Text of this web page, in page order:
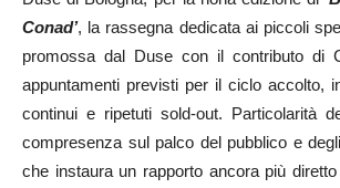
Conad’, la rassegna dedicata ai piccoli
promossa dal Duse con il contributo di
appuntamenti previsti per il ciclo accolto,
continui e ripetuti sold-out. Particolarità
compresenza sul palco del pubblico e
che instaura un rapporto ancora più